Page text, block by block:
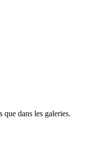
que dans les galeries.